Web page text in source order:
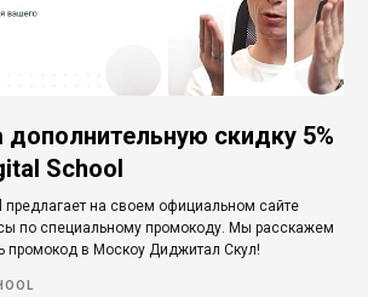
скидку 5%
School
предлагает на своем официальном сайте
по специальному промокоду. Мы расскажем
промокод в Москоу Диджитал Скул!